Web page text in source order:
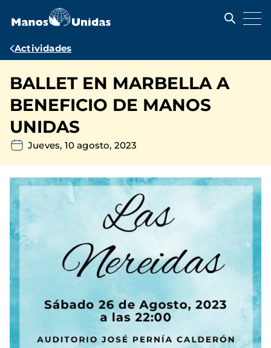
contenido
Ruta
navegación
Actividades
BALLET EN MARBELLA A
BENEFICIO DE MANOS
UNIDAS
Jueves, 10 agosto, 2023